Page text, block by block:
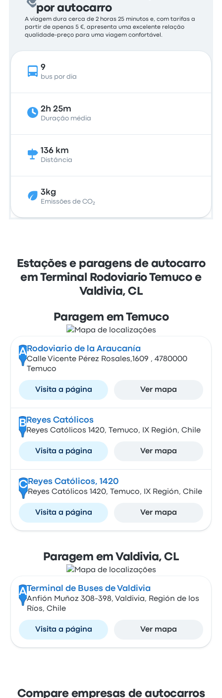
por autocarro
A viagem dura cerca de 2 horas 25 minutos e, com tarifas a
partir de apenas 5 €, apresenta uma excelente relação
qualidade-preço para uma viagem confortável.
9
bus por dia
2h 25m
Duração média
136 km
Distância
3kg
Emissões de CO₂
Estações e paragens de autocarro
em Terminal Rodoviario Temuco e
Valdivia, CL
Paragem em Temuco
A Rodoviario de la Araucanía
Calle Vicente Pérez Rosales,1609 , 4780000
Temuco
Visita a página Ver mapa
B Reyes Católicos
Reyes Católicos 1420, Temuco, IX Región, Chile
Visita a página Ver mapa
CReyes Católicos, 1420
Reyes Católicos 1420, Temuco, IX Región, Chile
Visita a página Ver mapa
Paragem em Valdivia, CL
A Terminal de Buses de Valdivia
Anfión Muñoz 308-398, Valdivia, Región de los
Ríos, Chile
Visita a página Ver mapa
Compare empresas de autocarros